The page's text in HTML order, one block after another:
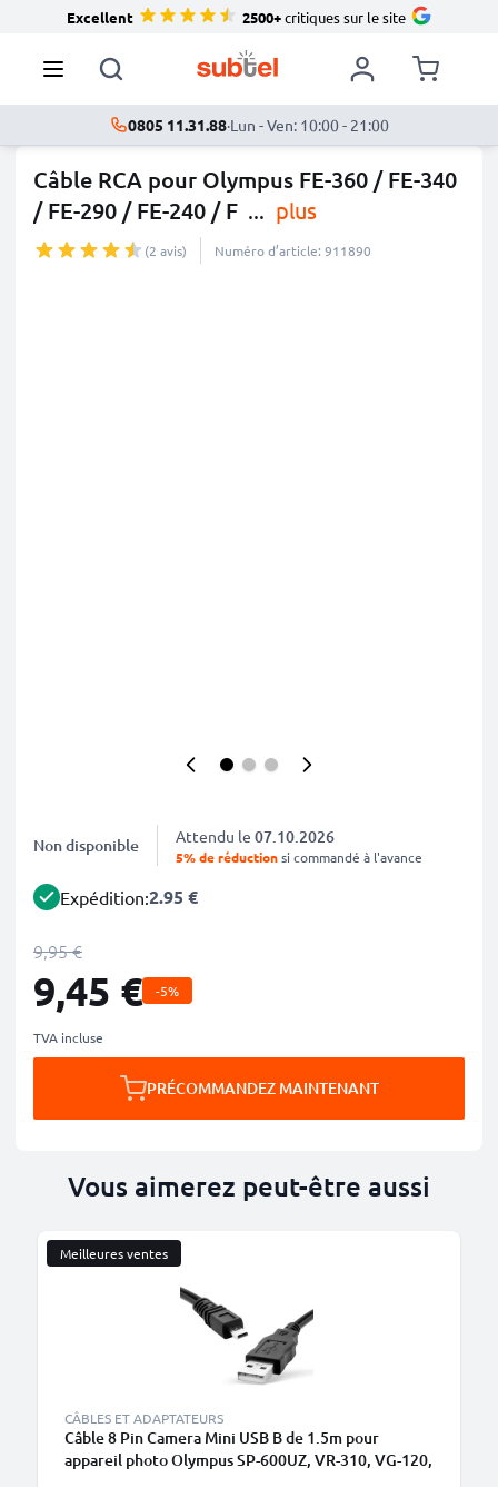
Excellent 2500+critiques sur le site
0805 11.31.88·Lun - Ven: 10:00 - 21:00
Câble RCA pour Olympus FE-360 / FE-340
/ FE-290 / FE-240 / F ... plus
(2 avis) Numéro d’article: 911890
Non disponible Attendu le 07.10.2026
5% de réductionsi commandé à l'avance
Expédition:2.95 €
9,95 €
9,45 € -5%
TVA incluse
PRÉCOMMANDEZ MAINTENANT
Vous aimerez peut-être aussi
Meilleures ventes
CÂBLES ET ADAPTATEURS
Câble 8 Pin Camera Mini USB B de 1.5m pour
appareil photo Olympus SP-600UZ, VR-310, VG-120,